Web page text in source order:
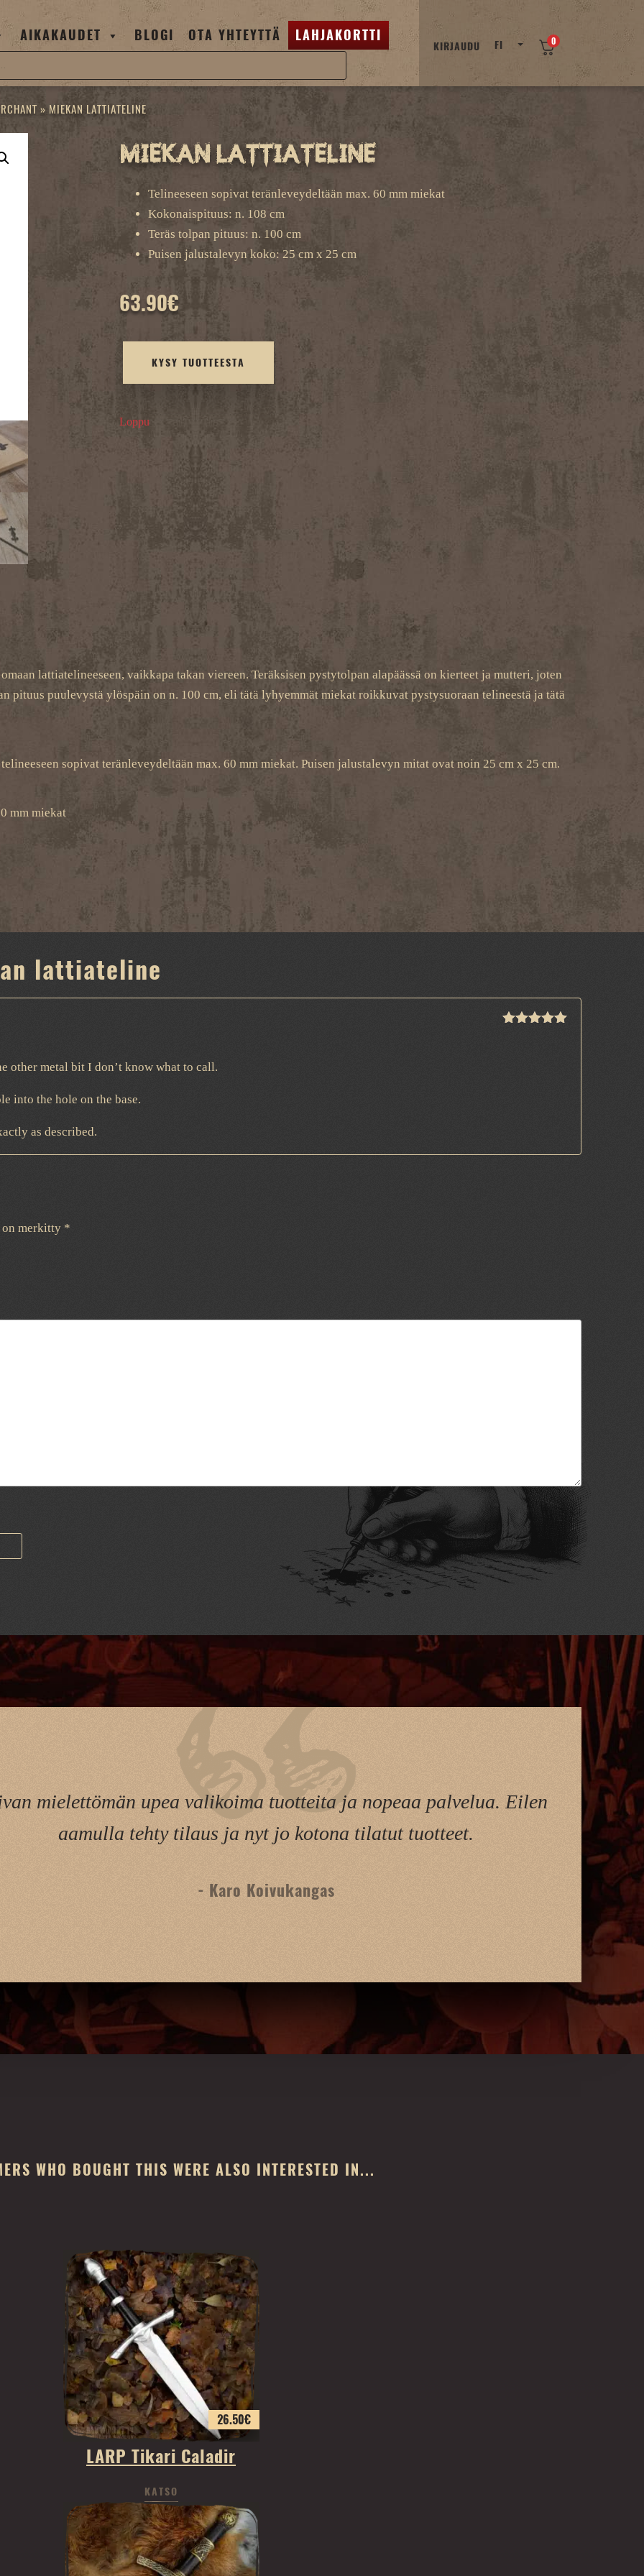
AIKAKAUDET BLOGI OTA YHTEYTTÄ LAHJAKORTTI
KIRJAUDU FI 0
» MIEKAN LATTIATELINE
Miekan lattiateline
Telineeseen sopivat teränleveydeltään max. 60 mm miekat
Kokonaispituus: n. 108 cm
Teräs tolpan pituus: n. 100 cm
Puisen jalustalevyn koko: 25 cm x 25 cm
63.90€
KYSY TUOTTEESTA
Loppu
lattiatelineeseen, vaikkapa takan viereen. Teräksisen pystytolpan alapäässä on kierteet ja mutteri, joten
pituus puulevystä ylöspäin on n. 100 cm, eli tätä lyhyemmät miekat roikkuvat pystysuoraan telineestä ja tätä
sopivat teränleveydeltään max. 60 mm miekat. Puisen jalustalevyn mitat ovat noin 25 cm x 25 cm.
mm miekat
lattiateline
other metal bit I don’t know what to call.
into the hole on the base.
as described.
on merkitty *
mielettömän upea valikoima tuotteita ja nopeaa palvelua. Eilen
aamulla tehty tilaus ja nyt jo kotona tilatut tuotteet.
- Karo Koivukangas
WHO BOUGHT THIS WERE ALSO INTERESTED IN...
26.50€
LARP Tikari Caladir
KATSO